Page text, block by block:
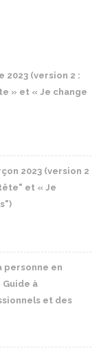
2023 (version 2 :
» et « Je change
2023 (version 2
et « Je
personne en
à
et des